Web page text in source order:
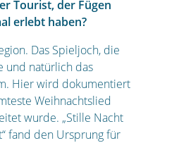
Tourist, der Fügen
erlebt haben?
Das Spieljoch, die
und natürlich das
Hier wird dokumentiert
Weihnachtslied
wurde. „Stille Nacht
fand den Ursprung für